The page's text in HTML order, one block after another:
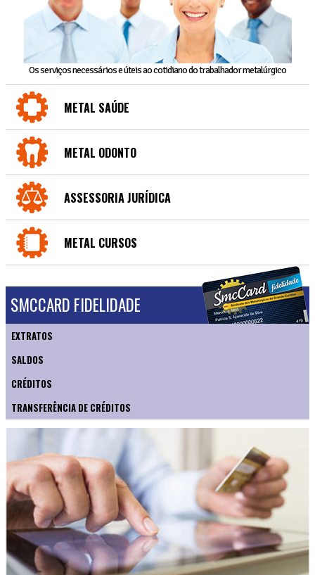
Os serviços necessários e úteis ao cotidiano do trabalhador metalúrgico
METAL SAÚDE
METAL ODONTO
ASSESSORIA JURÍDICA
METAL CURSOS
SMCCARD FIDELIDADE
EXTRATOS
SALDOS
CRÉDITOS
TRANSFERÊNCIA DE CRÉDITOS